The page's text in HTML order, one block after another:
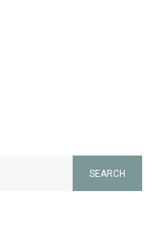
SEARCH